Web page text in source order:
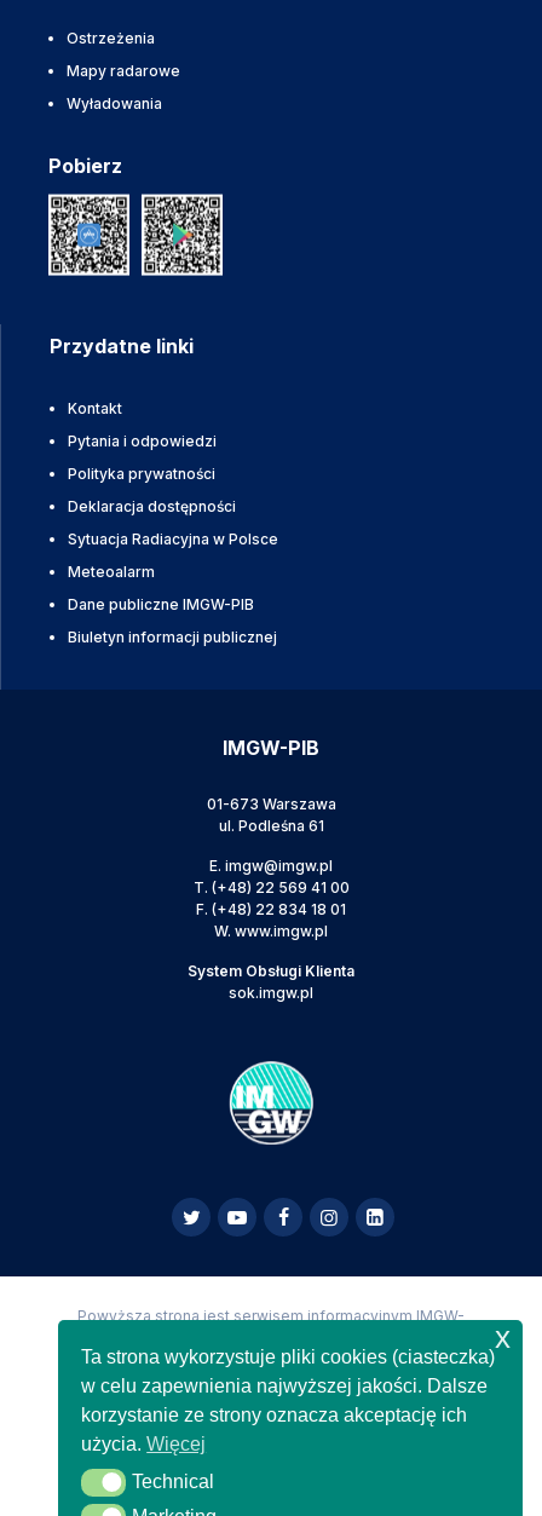
Ostrzeżenia
Mapy radarowe
Wyładowania
Pobierz
Przydatne linki
Kontakt
Pytania i odpowiedzi
Polityka prywatności
Deklaracja dostępności
Sytuacja Radiacyjna w Polsce
Meteoalarm
Dane publiczne IMGW-PIB
Biuletyn informacji publicznej
IMGW-PIB
01-673 Warszawa
ul. Podleśna 61
E. imgw@imgw.pl
T. (+48) 22 569 41 00
F. (+48) 22 834 18 01
W. www.imgw.pl
System Obsługi Klienta
sok.imgw.pl
Powyższa strona jest serwisem informacyjnym IMGW-
Copyright IMGW-PIB Wszelkie prawa zastrzeżone
Ta strona wykorzystuje pliki cookies (ciasteczka)
w celu zapewnienia najwyższej jakości. Dalsze
korzystanie ze strony oznacza akceptację ich
użycia.Więcej
Technical
Technical
x